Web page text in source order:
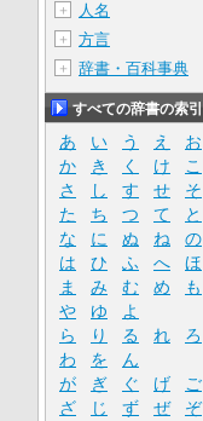
＋ 人名
＋ 方言
＋ 辞書・百科事典
すべての辞書の索引
あ い う え
お
か
き く け
こ
さ
し す せ
そ
た
ち つ て
と
な
に ぬ ね
の
は
ひ ふ へ
ほ
ま
み む め
も
や
ゆ
よ
ら
り る れ
ろ
わ
を
ん
が
ぎ ぐ げ
ご
ざ
じ ず ぜ
ぞ